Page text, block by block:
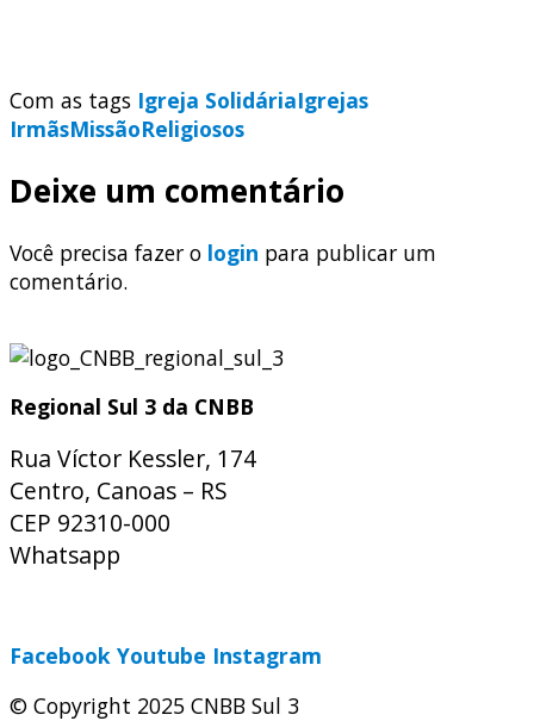
Com as tags Igreja SolidáriaIgrejas
IrmãsMissãoReligiosos
Deixe um comentário
Você precisa fazer o login para publicar um
comentário.
Regional Sul 3 da CNBB
Rua Víctor Kessler, 174
Centro, Canoas – RS
CEP 92310-000
Whatsapp
Facebook Youtube Instagram
© Copyright 2025 CNBB Sul 3